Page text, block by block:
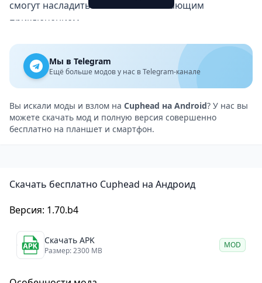
смогут насладиться этим захватывающим
приключением.
Игрок берёт на себя управление персонажем по
имени Капхед.
В конце каждого уровня героев ожидает встреча с
боссом, который обладает характеристиками,
аналогичными монстрам на локации, но в
несколько раз мощнее их.
современной обработке.
мультипликационную красочность, прохождение
уровней оказывается сложнее, чем можно было бы
предположить.
Мы в Telegram
Ещё больше модов у нас в Telegram-канале
Вы искали моды и взлом на Cuphead на Android? У нас вы
можете скачать мод и полную версия совершенно
бесплатно на планшет и смартфон.
Скачать бесплатно Cuphead на Андроид
Версия: 1.70.b4
Скачать APK
Размер: 2300 MB
MOD